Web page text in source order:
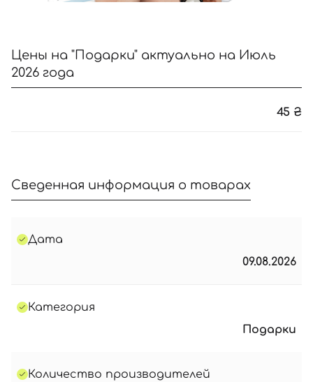
Цены на "Подарки" актуально на Июль
2026 года
45 ₴
Сведенная информация о товарах
Дата
09.08.2026
Категория
Подарки
Количество производителей